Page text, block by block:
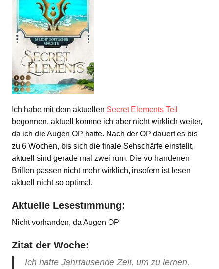
Ich habe mit dem aktuellen Secret Elements Teil
begonnen, aktuell komme ich aber nicht wirklich weiter,
da ich die Augen OP hatte. Nach der OP dauert es bis
zu 6 Wochen, bis sich die finale Sehschärfe einstellt,
aktuell sind gerade mal zwei rum. Die vorhandenen
Brillen passen nicht mehr wirklich, insofern ist lesen
aktuell nicht so optimal.
Aktuelle Lesestimmung:
Nicht vorhanden, da Augen OP
Zitat der Woche:
Ich hatte Jahrtausende Zeit, um zu lernen,